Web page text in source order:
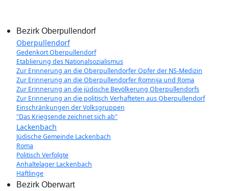
Bezirk Oberpullendorf
Oberpullendorf
Gedenkort Oberpullendorf
Etablierung des Nationalsozialismus
Zur Erinnerung an die Oberpullendorfer Opfer der NS-Medizin
Zur Erinnerung an die Oberpullendorfer Romnija und Roma
Zur Erinnerung an die jüdische Bevölkerung Oberpullendorfs
Zur Erinnerung an die politisch Verhafteten aus Oberpullendorf
Einschränkungen der Volksgruppen
"Das Kriegsende zeichnet sich ab"
Lackenbach
Jüdische Gemeinde Lackenbach
Roma
Politisch Verfolgte
Anhaltelager Lackenbach
Häftlinge
Bezirk Oberwart